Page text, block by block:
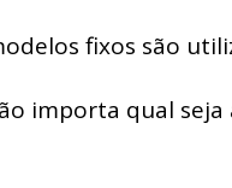
fixos são
importa qual seja